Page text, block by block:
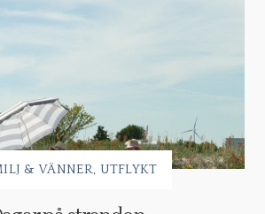
& VÄNNER UTFLYKT